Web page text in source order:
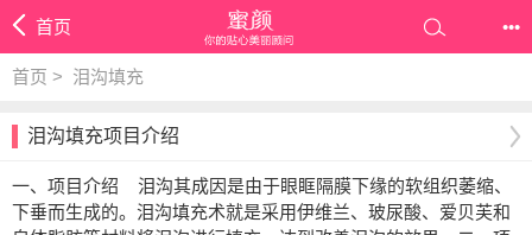
首页 •••
首页 > 泪沟填充
泪沟填充项目介绍
一、项目介绍 泪沟其成因是由于眼眶隔膜下缘的软组织萎缩、
下垂而生成的。泪沟填充术就是采用伊维兰、玻尿酸、爱贝芙和